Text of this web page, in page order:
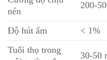
nén
200-
Độ hút ẩm < 1%
Tuổi thọ trong
30-50